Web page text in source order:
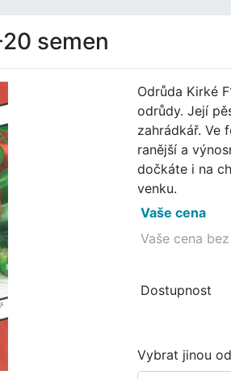
semen
Odrůda Kirké
odrůdy. Její
zahrádkář. Ve
ranější a
dočkáte i na
venku.
Vaše cena
Vaše cena
Dostupnost
Vybrat jinou